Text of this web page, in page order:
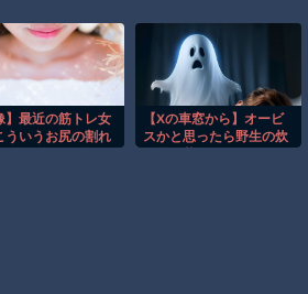
と診断された当時、世間はまだPTSDと
ていませんでした」
仕組みを理解した富山のツバメが賢い。
汗が飛び散る灼熱の「マンガ毎週末セール
催！
】最近の筋トレ女
ういうお尻の割れ
【Xの車窓から】オービ
スかと思ったら野生の炊